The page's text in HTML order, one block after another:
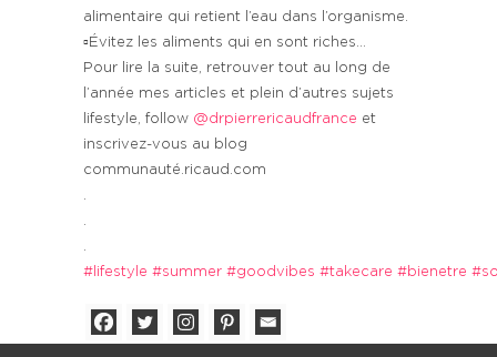
alimentaire qui retient l’eau dans l’organisme.
▫️Évitez les aliments qui en sont riches…
Pour lire la suite, retrouver tout au long de
l’année mes articles et plein d’autres sujets
lifestyle, follow @drpierrericaudfrance et
inscrivez-vous au blog
communauté.ricaud.com
.
.
.
#lifestyle #summer #goodvibes #takecare #bienetre